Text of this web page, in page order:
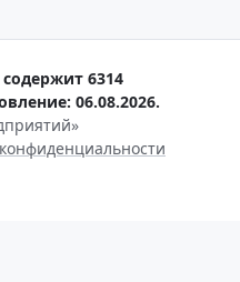
6314
06.08.2026.